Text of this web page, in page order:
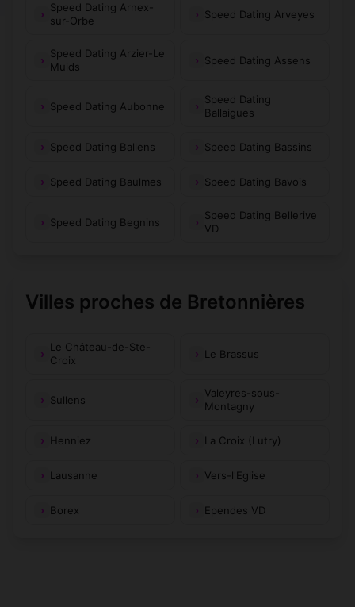
Speed Dating Arnex-
sur-Orbe
Speed Dating Arveyes
Speed Dating Arzier-Le
Muids
Speed Dating Assens
Speed Dating Aubonne
Speed Dating
Ballaigues
Speed Dating Ballens Speed Dating Bassins
Speed Dating Baulmes Speed Dating Bavois
Speed Dating Begnins
Speed Dating Bellerive
VD
Villes proches de Bretonnières
Le Château-de-Ste-
Croix
Le Brassus
Sullens
Valeyres-sous-
Montagny
Henniez La Croix (Lutry)
Lausanne Vers-l'Eglise
Borex Ependes VD